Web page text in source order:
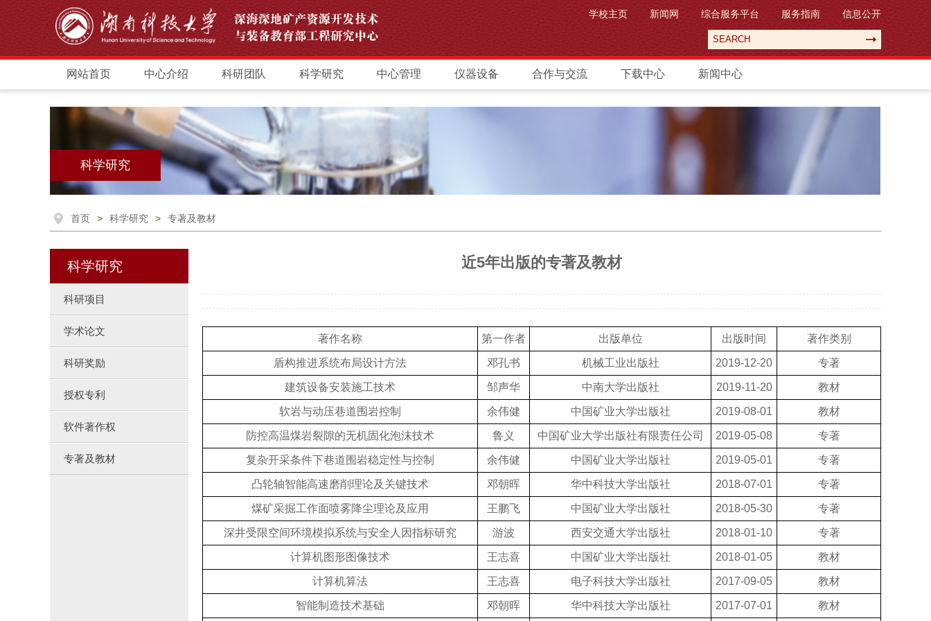
学校主页 新闻网 综合服务平台 服务指南 信息公开
网站首页 中心介绍 科研团队 科学研究 中心管理 仪器设备 合作与交流 下载中心 新闻中心
科学研究
首页 > 科学研究 > 专著及教材
科学研究
科研项目
学术论文
科研奖励
授权专利
软件著作权
专著及教材
近5年出版的专著及教材
著作名称 第一作者 出版单位 出版时间 著作类别
盾构推进系统布局设计方法 邓孔书 机械工业出版社 2019-12-20 专著
建筑设备安装施工技术 邹声华 中南大学出版社 2019-11-20 教材
软岩与动压巷道围岩控制 余伟健 中国矿业大学出版社 2019-08-01 教材
防控高温煤岩裂隙的无机固化泡沫技术 鲁义 中国矿业大学出版社有限责任公司 2019-05-08 专著
复杂开采条件下巷道围岩稳定性与控制 余伟健 中国矿业大学出版社 2019-05-01 专著
凸轮轴智能高速磨削理论及关键技术 邓朝晖 华中科技大学出版社 2018-07-01 专著
煤矿采掘工作面喷雾降尘理论及应用 王鹏飞 中国矿业大学出版社 2018-05-30 专著
深井受限空间环境模拟系统与安全人因指标研究 游波 西安交通大学出版社 2018-01-10 专著
计算机图形图像技术 王志喜 中国矿业大学出版社 2018-01-05 教材
计算机算法 王志喜 电子科技大学出版社 2017-09-05 教材
智能制造技术基础 邓朝晖 华中科技大学出版社 2017-07-01 教材